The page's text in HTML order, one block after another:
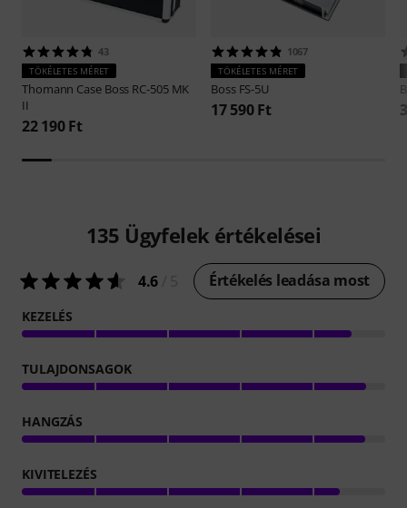
43
TÖKÉLETES MÉRET
Thomann Case Boss RC-505 MK
II
22 190 Ft
1067
TÖKÉLETES MÉRET
Boss FS-5U
17 590 Ft
135 Ügyfelek értékelései
4.6 Értékelés leadása most
KEZELÉS
TULAJDONSAGOK
HANGZÁS
KIVITELEZÉS